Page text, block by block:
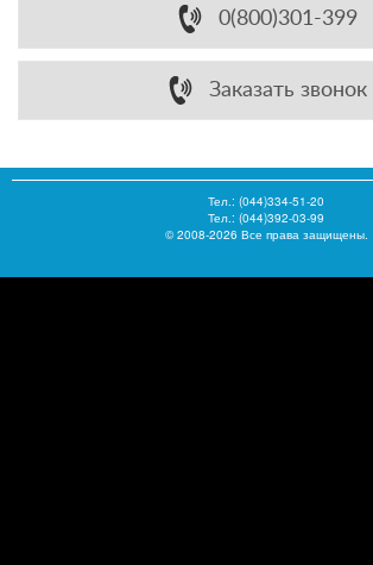
0(800)301-399
Заказать звонок
Тел.: (044)334-51-20
Тел.: (044)392-03-99
© 2008-2026 Все права защищены.